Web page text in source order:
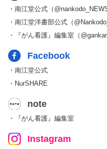
・南江堂公式（@nankodo_NEWS
・南江堂洋書部公式（
・『がん看護』編集室（
Facebook
・南江堂公式
・NurSHARE
note
・『がん看護』編集室
Instagram